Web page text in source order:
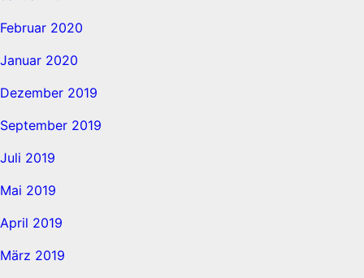
Februar 2020
Januar 2020
Dezember 2019
September 2019
Juli 2019
Mai 2019
April 2019
März 2019